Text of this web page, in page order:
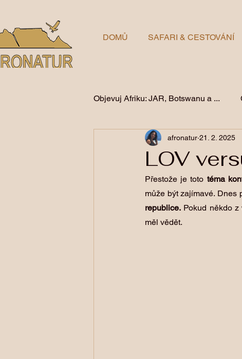
DOMŮ SAFARI & CESTOVÁNÍ
Objevuj Afriku: JAR, Botswanu a ...
Viktoriiny vodopády a Zimbabwe
LOV
afronatur 21. 2. 2025
Přestože je toto téma
může být zajímavé. Dnes
republice. Pokud někdo
měl vědět.